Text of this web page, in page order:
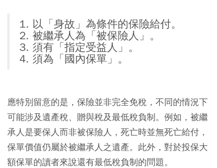
1. 以「身故」為條件的保險給付。
2. 被繼承人為「被保險人」。
3. 須有「指定受益人」。
4. 須為「國內保單」。
應特別留意的是，保險並非完全免稅，不同的情況下
可能涉及遺產稅、贈與稅及最低稅負制。例如，被繼
承人是要保人而非被保險人，死亡時並無死亡給付，
保單價值仍屬於被繼承人之遺產。此外，對於投保大
額保單的讀者來說還有最低稅負制的問題。